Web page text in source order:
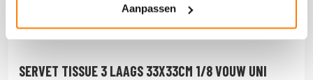
Aanpassen
SERVET TISSUE 3 LAAGS 33X33CM 1/8 VOUW UNI